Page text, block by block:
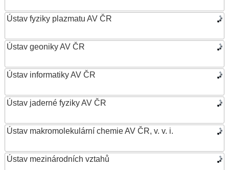
Ústav fyziky plazmatu AV ČR
Ústav geoniky AV ČR
Ústav informatiky AV ČR
Ústav jaderné fyziky AV ČR
Ústav makromolekulární chemie AV ČR, v. v. i.
Ústav mezinárodních vztahů